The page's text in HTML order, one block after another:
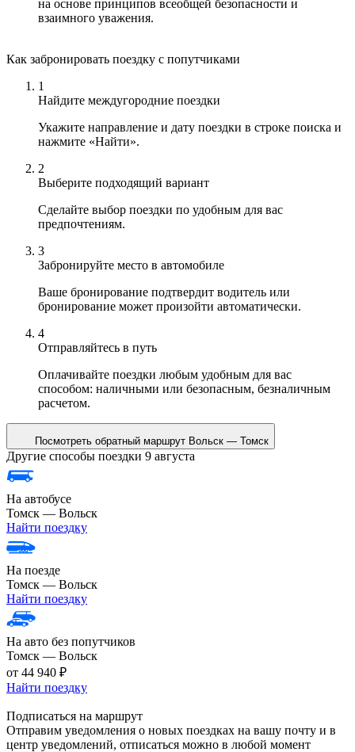
на основе принципов всеобщей безопасности и
взаимного уважения.
Как забронировать поездку с попутчиками
1
Найдите междугородние поездки
Укажите направление и дату поездки в строке поиска и
нажмите «Найти».
2
Выберите подходящий вариант
Сделайте выбор поездки по удобным для вас
предпочтениям.
3
Забронируйте место в автомобиле
Ваше бронирование подтвердит водитель или
бронирование может произойти автоматически.
4
Отправляйтесь в путь
Оплачивайте поездки любым удобным для вас
способом: наличными или безопасным, безналичным
расчетом.
Посмотреть обратный маршрут Вольск — Томск
Другие способы поездки 9 августа
На автобусе
Томск — Вольск
Найти поездку
На поезде
Томск — Вольск
Найти поездку
На авто без попутчиков
Томск — Вольск
от 44 940 ₽
Найти поездку
Подписаться на маршрут
Отправим уведомления о новых поездках на вашу почту и в
центр уведомлений, отписаться можно в любой момент